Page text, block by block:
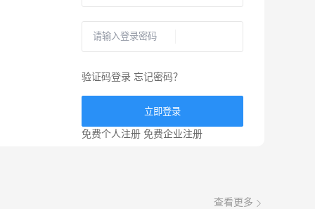
验证码登录 忘记密码？
立即登录
免费个人注册 免费企业注册
查看更多